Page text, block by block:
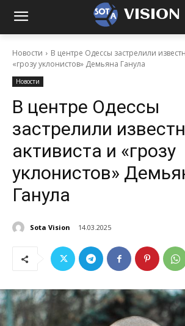
VISION
Новости
В центре Одессы застрелили
«грозу уклонистов» Демьяна Ганула
Новости
В центре Одессы
застрелили
активиста и «грозу
уклонистов»
Ганула
Sota Vision 14.03.2025